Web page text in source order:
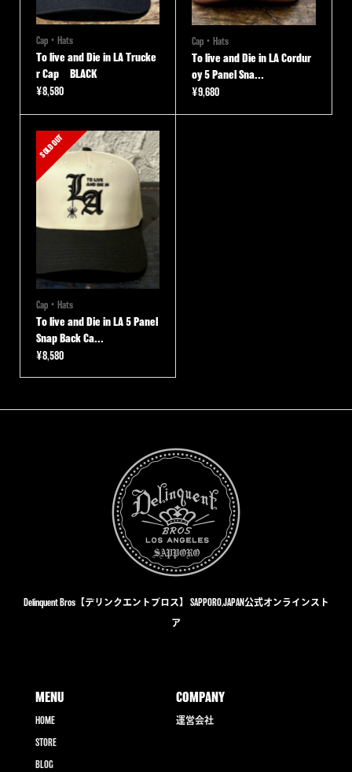
Cap・Hats
To live and Die in LA Trucke
r Cap BLACK
¥8,580
Cap・Hats
To live and Die in LA Cordur
oy 5 Panel Sna...
¥9,680
SOLD OUT
Cap・Hats
To live and Die in LA 5 Panel
Snap Back Ca...
¥8,580
Delinquent Bros【デリンクエントブロス】 SAPPORO,JAPAN公式オンラインスト
ア
MENU
HOME
STORE
BLOG
COMPANY
運営会社